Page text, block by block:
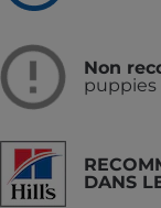
Non
puppies
DANS